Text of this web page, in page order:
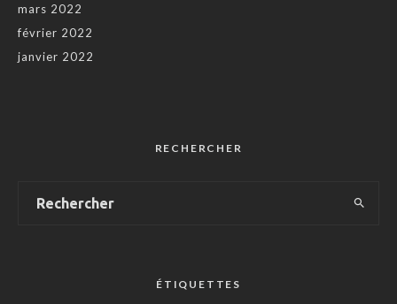
mars 2022
février 2022
janvier 2022
RECHERCHER
ÉTIQUETTES